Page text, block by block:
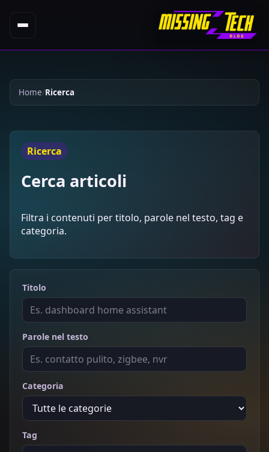
Home Ricerca
Ricerca
Cerca articoli
Filtra i contenuti per titolo, parole nel testo, tag e
categoria.
Titolo
Parole nel testo
Categoria
Tag